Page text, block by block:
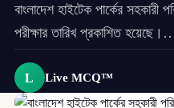
বাংলাদেশ হাইটেক পার্কের সহকারী
পরীক্ষার তারিখ প্রকাশিত
L Live MCQ™